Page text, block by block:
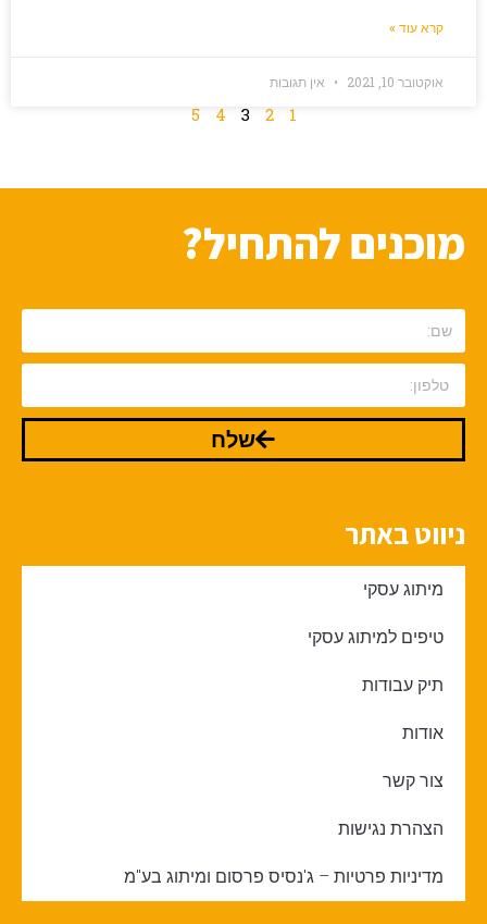
קרא עוד »
אוקטובר 10, 2021 אין תגובות
1
2
3
4
5
מוכנים להתחיל?
שלח
ניווט באתר
מיתוג עסקי
טיפים למיתוג עסקי
תיק עבודות
אודות
צור קשר
הצהרת נגישות
מדיניות פרטיות – ג'נסיס פרסום ומיתוג בע"מ